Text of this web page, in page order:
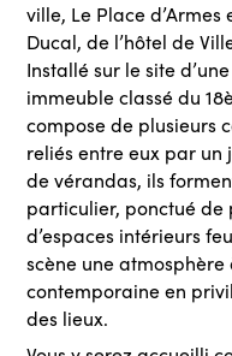
ville, Le Place
Ducal, de l’hôtel de
Installé sur le site
immeuble classé du
compose de plusieurs
reliés entre eux par un
de vérandas, ils
particulier, ponctué de
d’espaces intérieurs
scène une
contemporaine en
des lieux.